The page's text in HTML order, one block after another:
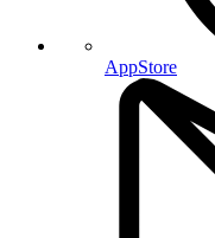
AppStore